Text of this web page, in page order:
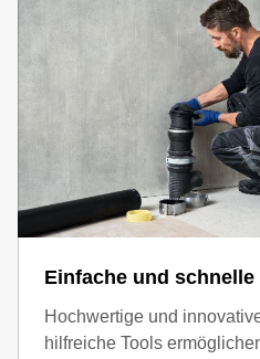
Einfache und
Hochwertige und
hilfreiche Tools